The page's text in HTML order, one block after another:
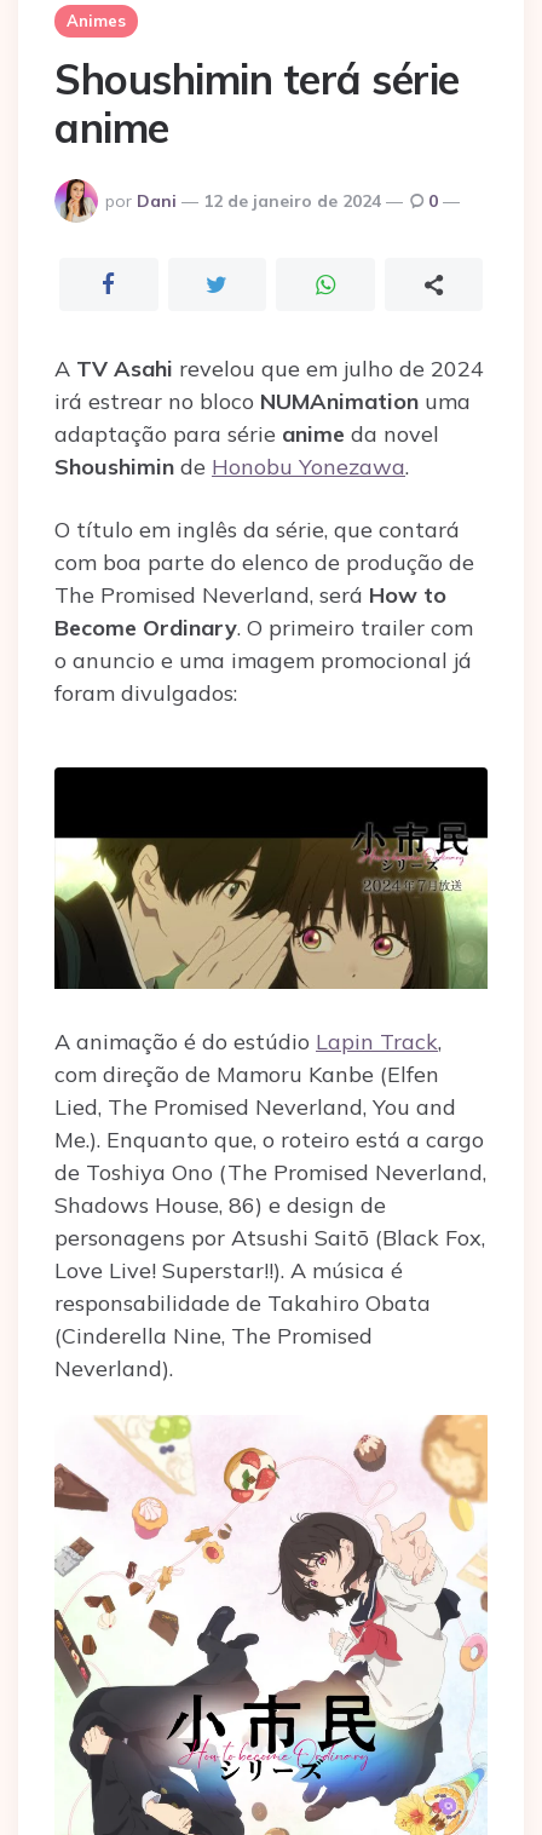
Animes
Shoushimin terá série
anime
Postado
por
por Dani 12 de janeiro de 2024 0
A TV Asahi revelou que em julho de 2024
irá estrear no bloco NUMAnimation uma
adaptação para série anime da novel
Shoushimin de Honobu Yonezawa.
O título em inglês da série, que contará
com boa parte do elenco de produção de
The Promised Neverland, será How to
Become Ordinary. O primeiro trailer com
o anuncio e uma imagem promocional já
foram divulgados:
A animação é do estúdio Lapin Track,
com direção de Mamoru Kanbe (Elfen
Lied, The Promised Neverland, You and
Me.). Enquanto que, o roteiro está a cargo
de Toshiya Ono (The Promised Neverland,
Shadows House, 86) e design de
personagens por Atsushi Saitō (Black Fox,
Love Live! Superstar!!). A música é
responsabilidade de Takahiro Obata
(Cinderella Nine, The Promised
Neverland).